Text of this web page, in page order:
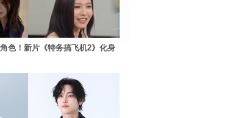
色！新片《特务搞飞机2》化身